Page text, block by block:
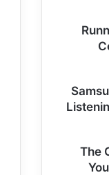
The